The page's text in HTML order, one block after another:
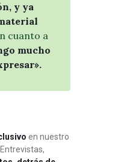
y ya
cuanto a
mucho
en nuestro
Entrevistas,